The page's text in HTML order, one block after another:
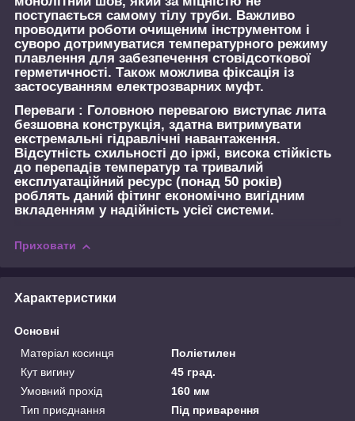
поступається самому тілу труби. Важливо
проводити роботи очищеним інструментом і
суворо дотримуватися температурного режиму
плавлення для забезпечення стовідсоткової
герметичності. Також можлива фіксація із
застосуванням електрозварних муфт.
Переваги : Головною перевагою виступає лита
безшовна конструкція, здатна витримувати
екстремальні гідравлічні навантаження.
Відсутність схильності до іржі, висока стійкість
до перепадів температур та тривалий
експлуатаційний ресурс (понад 50 років)
роблять даний фітинг економічно вигідним
вкладенням у надійність усієї системи.
Приховати
Характеристики
Основні
Матеріал косинця
Поліетилен
Кут вигину
45 град.
Умовний прохід
160 мм
Тип приєднання
Під приварення